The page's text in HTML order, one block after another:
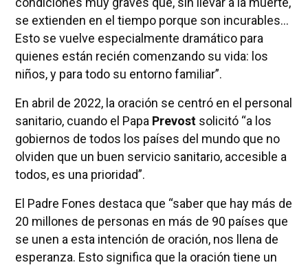
se extienden en el tiempo porque son incurables...
Esto se vuelve especialmente dramático para
quienes están recién comenzando su vida: los
niños, y para todo su entorno familiar”.
En abril de 2022, la oración se centró en el personal
sanitario, cuando el Papa Prevostsolicitó “a los
gobiernos de todos los países del mundo que no
olviden que un buen servicio sanitario, accesible a
todos, es una prioridad”.
El Padre Fones destaca que “saber que hay más de
20 millones de personas en más de 90 países que
se unen a esta intención de oración, nos llena de
esperanza. Esto significa que la oración tiene un